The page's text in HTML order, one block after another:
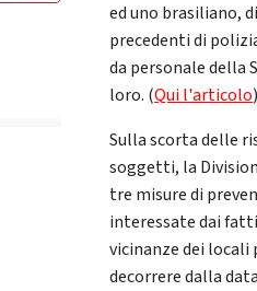
ed uno brasiliano,
precedenti di
da personale della
loro. (Qui l'articolo
Sulla scorta delle
soggetti, la
tre misure di
interessate dai
vicinanze dei locali
decorrere dalla